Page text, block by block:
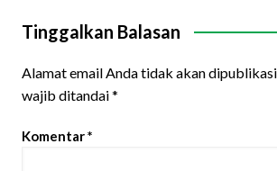
Tinggalkan Balasan
Alamat email Anda tidak akan
wajib ditandai*
Komentar*